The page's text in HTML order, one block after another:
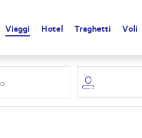
Viaggi Hotel Traghetti Voli
per te